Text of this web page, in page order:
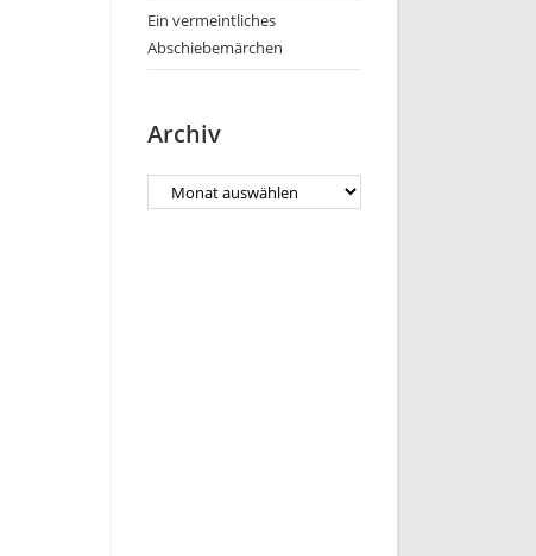
Ein vermeintliches
Abschiebemärchen
Archiv
Archiv